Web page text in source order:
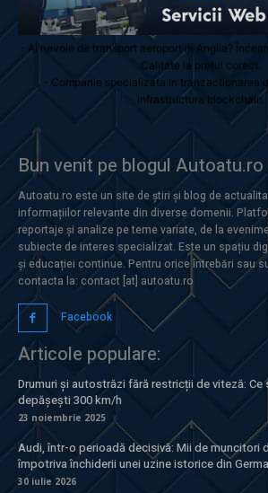
- Ai nevoie de transport aeroport in Anglia?
Calitate la prețul corect.
- Companie specializata in tranzactionarea
infrastructura blockchain.
Bun venit pe blogul Autoatu.ro
Autoatu.ro este un site de știri și blog de
informațiilor relevante din diverse domenii.
reportaje și analize pe teme variate, de la
subiecte de interes specializat. Este un spațiu
și educației continue. Pentru orice întrebări sau
contacta la: contact [at] autoatu.ro
Facebook
Articole populare:
Drumuri și autostrăzi fără restricții de viteză: Ce
depășești 300 km/h
23 noiembrie 2025
Audi, într-o perioadă decisivă: Mii de muncitori
împotriva închiderii unei uzine istorice din
30 iulie 2026